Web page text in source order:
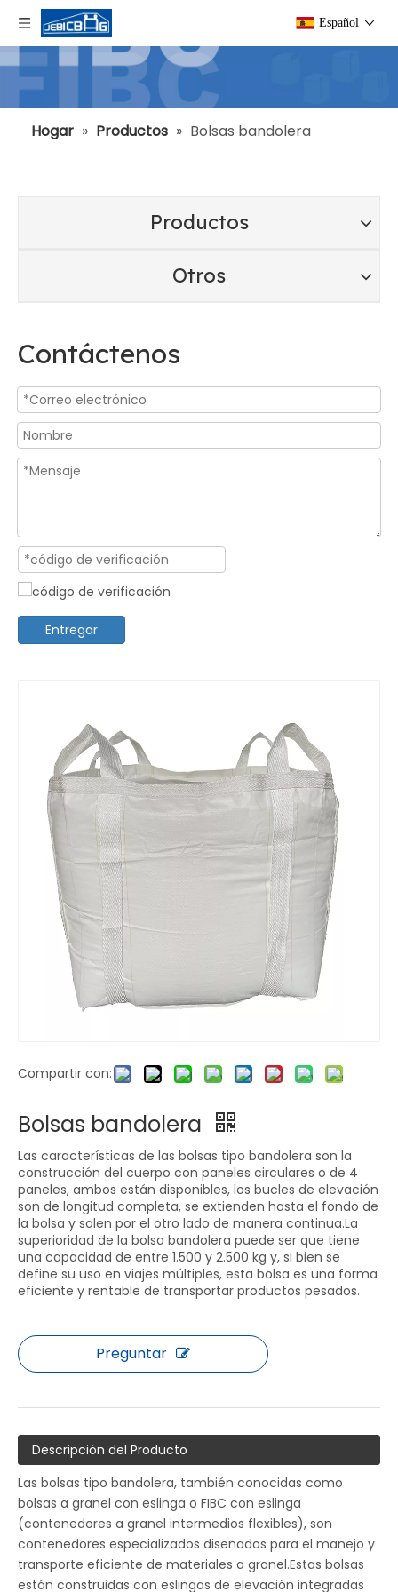
Español
Hogar » Productos » Bolsas bandolera
Productos
Otros
Contáctenos
Entregar
Compartir con:
Bolsas bandolera
Las características de las bolsas tipo bandolera son la
construcción del cuerpo con paneles circulares o de 4
paneles, ambos están disponibles, los bucles de elevación
son de longitud completa, se extienden hasta el fondo de
la bolsa y salen por el otro lado de manera continua.La
superioridad de la bolsa bandolera puede ser que tiene
una capacidad de entre 1.500 y 2.500 kg y, si bien se
define su uso en viajes múltiples, esta bolsa es una forma
eficiente y rentable de transportar productos pesados.
Preguntar
Descripción del Producto
Las bolsas tipo bandolera, también conocidas como
bolsas a granel con eslinga o FIBC con eslinga
(contenedores a granel intermedios flexibles), son
contenedores especializados diseñados para el manejo y
transporte eficiente de materiales a granel.Estas bolsas
están construidas con eslingas de elevación integradas